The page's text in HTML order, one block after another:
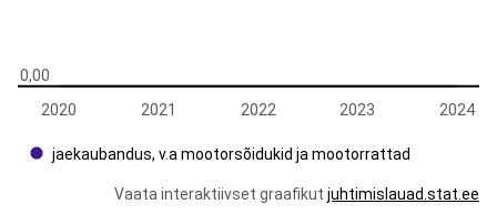
2020 2021 2022 2023 2024
0,00
jaekaubandus, v.a mootorsõidukid ja mootorrattad
Vaata interaktiivset graafikut juhtimislauad.stat.ee